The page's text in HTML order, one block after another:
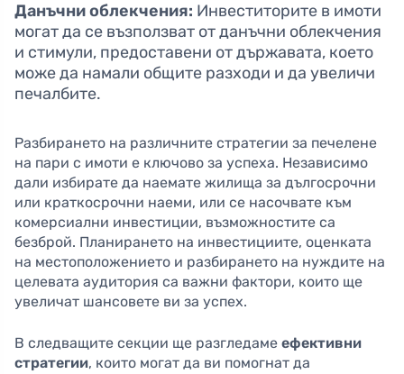
Данъчни облекчения: Инвеститорите в имоти
могат да се възползват от данъчни облекчения
и стимули, предоставени от държавата, което
може да намали общите разходи и да увеличи
печалбите.
Разбирането на различните стратегии за печелене
на пари с имоти е ключово за успеха. Независимо
дали избирате да наемате жилища за дългосрочни
или краткосрочни наеми, или се насочвате към
комерсиални инвестиции, възможностите са
безброй. Планирането на инвестициите, оценката
на местоположението и разбирането на нуждите на
целевата аудитория са важни фактори, които ще
увеличат шансовете ви за успех.
В следващите секции ще разгледаме ефективни
стратегии, които могат да ви помогнат да